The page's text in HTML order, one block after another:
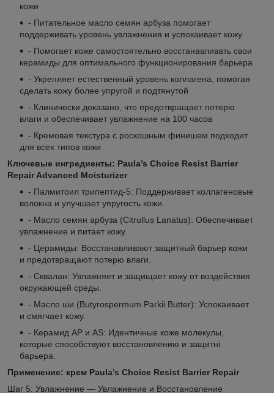
кожи
- Питательное масло семян арбуза помогает
поддерживать уровень увлажнения и успокаивает кожу
- Помогает коже самостоятельно восстанавливать свои
керамиды для оптимального функционирования барьера
- Укрепляет естественный уровень коллагена, помогая
сделать кожу более упругой и подтянутой
- Клинически доказано, что предотвращает потерю
влаги и обеспечивает увлажнение на 100 часов
- Кремовая текстура с роскошным финишем подходит
для всех типов кожи
Ключевые ингредиенты: Paula’s Choice Resist Barrier
Repair Advanced Moisturizer
- Палмитоил трипептид-5: Поддерживает коллагеновые
волокна и улучшает упругость кожи.
- Масло семян арбуза (Citrullus Lanatus): Обеспечивает
увлажнение и питает кожу.
- Церамиды: Восстанавливают защитный барьер кожи
и предотвращают потерю влаги.
- Сквалан: Увлажняет и защищает кожу от воздействия
окружающей среды.
- Масло ши (Butyrospermum Parkii Butter): Успокаивает
и смягчает кожу.
- Керамид AP и AS: Идентичные коже молекулы,
которые способствуют восстановлению и защитнi
барьера.
Применение: крем Paula’s Choice Resist Barrier Repair
Шаг 5: Увлажнение — Увлажнение и Восстановление